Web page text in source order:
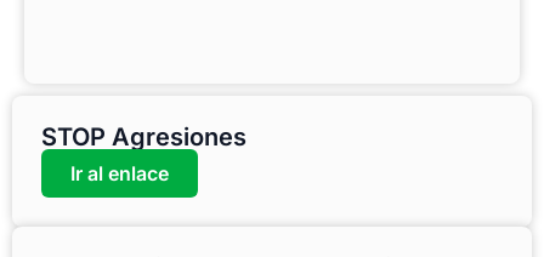
STOP Agresiones
Ir al enlace